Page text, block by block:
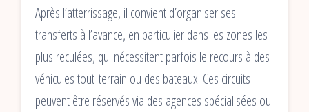
Après l’atterrissage, il convient d’organiser ses
transferts à l’avance, en particulier dans les zones les
plus reculées, qui nécessitent parfois le recours à des
véhicules tout-terrain ou des bateaux. Ces circuits
peuvent être réservés via des agences spécialisées ou